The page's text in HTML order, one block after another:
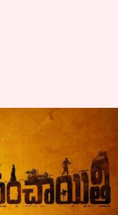
ఈ పంచాయితీ
02:51 pm